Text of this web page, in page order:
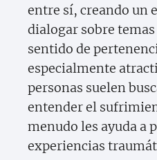
entre sí, creando un
dialogar sobre
sentido de
especialmente
personas suelen
entender el
menudo les ayuda a
experiencias